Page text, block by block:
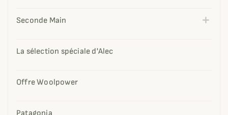
Seconde Main
La sélection spéciale d'Alec
Offre Woolpower